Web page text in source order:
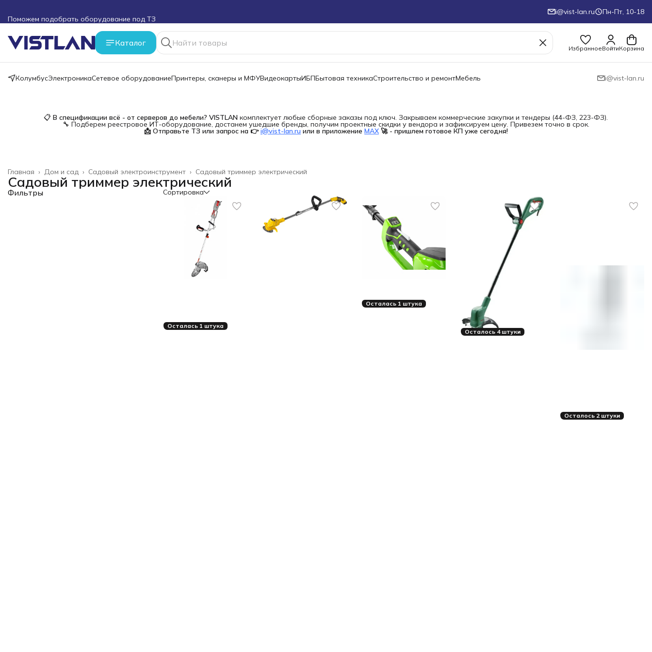
Пуско-наладочные работы
Более 100 000 позиций в наличии и под заказ
i@vist-lan.ru Пн-Пт, 10-18
Каталог
ИзбранноеВойтиКорзина
КолумбусЭлектроникаСетевое оборудованиеПринтеры, сканеры и МФУВидеокартыИБПБытовая техникаСтроительство и ремонтМебель i@vist-lan.ru
📋В спецификации всё - от серверов до мебели? VISTLAN комплектует любые сборные заказы под ключ. Закрываем коммерческие закупки и тендеры (44-ФЗ, 223-ФЗ).
🔧 Подберем реестровое ИТ-оборудование, достанем ушедшие бренды, получим проектные скидки у вендора и зафиксируем цену. Привезем точно в срок.
📩 Отправьте ТЗ или запрос на 👉 i@vist-lan.ru или в приложение MAX 🚀 - пришлем готовое КП уже сегодня!
Садовый триммер электрический
Садовый электроинструмент ›
Дом и сад ›
Главная ›
Садовый триммер электрический
Фильтры Сортировка
Осталась 1 штука
Осталась 1 штука
Осталось 4 штуки
Осталось 2 штуки